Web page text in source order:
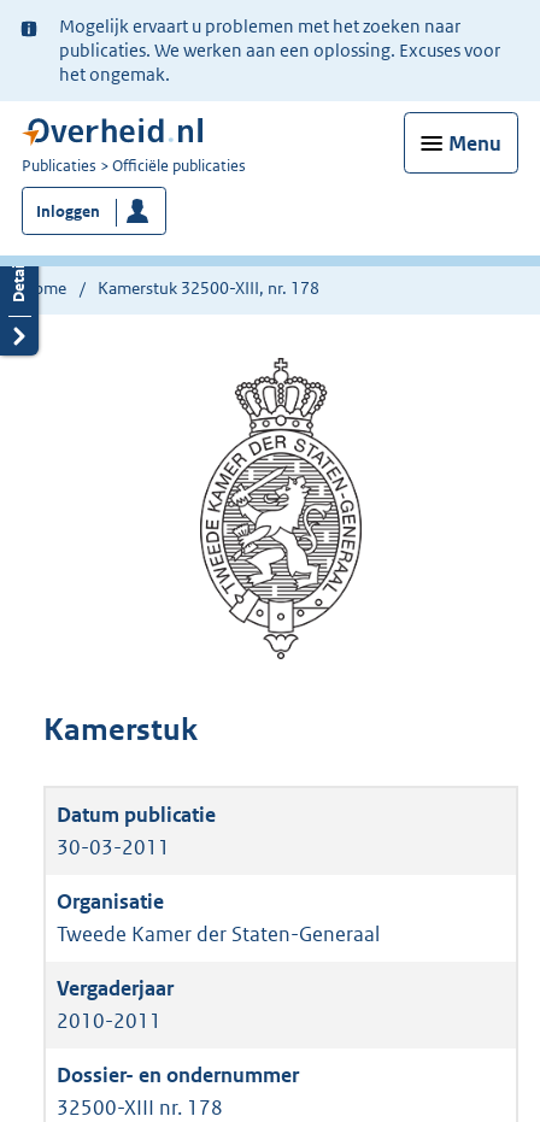
Ter
informatie:
Mogelijk ervaart u problemen met het zoeken naar
publicaties. We werken aan een oplossing. Excuses voor
het ongemak.
Menu
U
bent
nu
hier:
Publicaties Officiële publicaties
Inloggen
Home Kamerstuk 32500-XIII, nr. 178
Kamerstuk
30-03-2011
Tweede Kamer der Staten-Generaal
2010-2011
32500-XIII nr. 178